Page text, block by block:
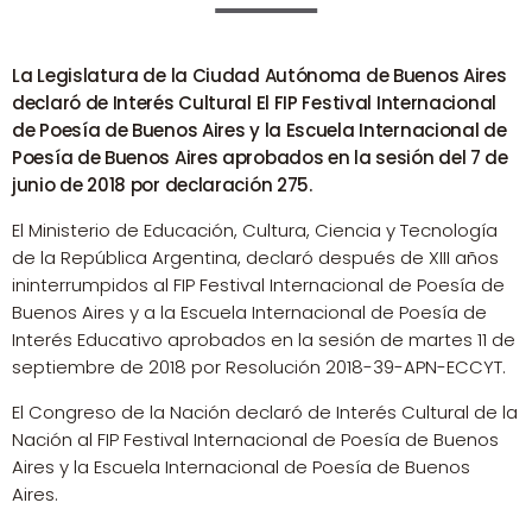
La Legislatura de la Ciudad Autónoma de Buenos Aires
declaró de Interés Cultural El FIP Festival Internacional
de Poesía de Buenos Aires y la Escuela Internacional de
Poesía de Buenos Aires aprobados en la sesión del 7 de
junio de 2018 por declaración 275.
El Ministerio de Educación, Cultura, Ciencia y Tecnología
de la República Argentina, declaró después de XIII años
ininterrumpidos al FIP Festival Internacional de Poesía de
Buenos Aires y a la Escuela Internacional de Poesía de
Interés Educativo aprobados en la sesión de martes 11 de
septiembre de 2018 por Resolución 2018-39-APN-ECCYT.
El Congreso de la Nación declaró de Interés Cultural de la
Nación al FIP Festival Internacional de Poesía de Buenos
Aires y la Escuela Internacional de Poesía de Buenos
Aires.